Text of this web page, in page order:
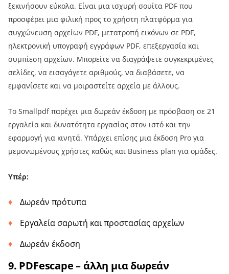
ξεκινήσουν εύκολα. Είναι μια ισχυρή σουίτα PDF που
προσφέρει μια φιλική προς το χρήστη πλατφόρμα για
συγχώνευση αρχείων PDF, μετατροπή εικόνων σε PDF,
ηλεκτρονική υπογραφή εγγράφων PDF, επεξεργασία και
συμπίεση αρχείων. Μπορείτε να διαγράψετε συγκεκριμένες
σελίδες, να εισαγάγετε αριθμούς, να διαβάσετε, να
εμφανίσετε και να μοιραστείτε αρχεία με άλλους.
Το Smallpdf παρέχει μια δωρεάν έκδοση με πρόσβαση σε 21
εργαλεία και δυνατότητα εργασίας στον ιστό και την
εφαρμογή για κινητά. Υπάρχει επίσης μια έκδοση Pro για
μεμονωμένους χρήστες καθώς και Business plan για ομάδες.
Υπέρ:
Δωρεάν πρότυπα
Εργαλεία σαρωτή και προστασίας αρχείων
Δωρεάν έκδοση
9. PDFescape – άλλη μια δωρεάν